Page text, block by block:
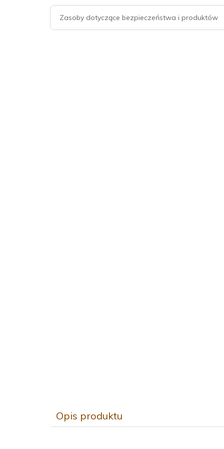
Zasoby dotyczące bezpieczeństwa i produktów
Opis produktu